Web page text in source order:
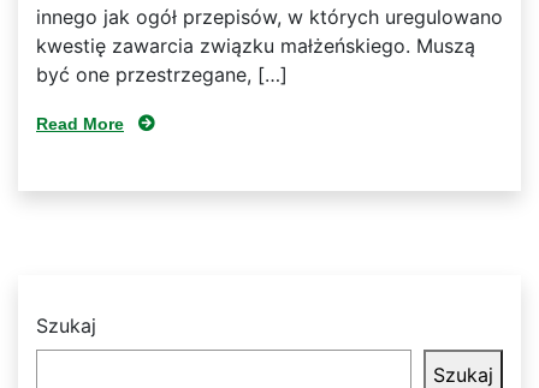
innego jak ogół przepisów, w których uregulowano
kwestię zawarcia związku małżeńskiego. Muszą
być one przestrzegane, […]
Read More
Szukaj
Szukaj